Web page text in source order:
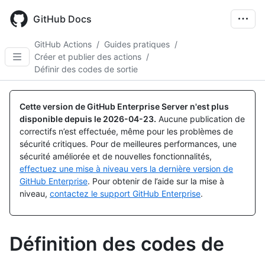
main
GitHub Docs
GitHub Actions / Guides pratiques /
Créer et publier des actions /
Définir des codes de sortie
Cette version de GitHub Enterprise Server n'est plus
disponible depuis le 2026-04-23. Aucune publication de
correctifs n’est effectuée, même pour les problèmes de
sécurité critiques. Pour de meilleures performances, une
sécurité améliorée et de nouvelles fonctionnalités,
effectuez une mise à niveau vers la dernière version de
GitHub Enterprise. Pour obtenir de l’aide sur la mise à
niveau, contactez le support GitHub Enterprise.
Définition des codes de